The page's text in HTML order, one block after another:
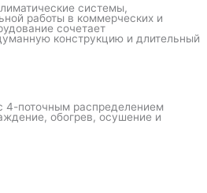
системы,
работы в коммерческих и
сочетает
конструкцию и длительный
4-поточным распределением
обогрев, осушение и